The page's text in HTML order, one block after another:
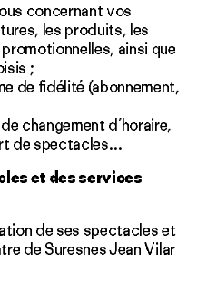
concernant vos
les produits, les
ainsi que
;
de fidélité (abonnement,
changement d’horaire,
de spectacles…
et des services
de ses spectacles et
de Suresnes Jean Vilar